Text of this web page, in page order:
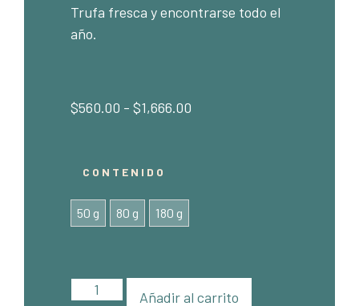
Trufa fresca y encontrarse todo el
año.
$560.00 - $1,666.00
CONTENIDO
50 g 80 g 180 g
Añadir al carrito